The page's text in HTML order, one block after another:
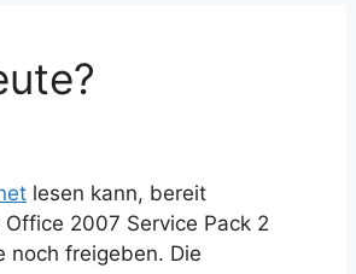
lesen kann, bereit
2007 Service Pack 2
noch freigeben. Die